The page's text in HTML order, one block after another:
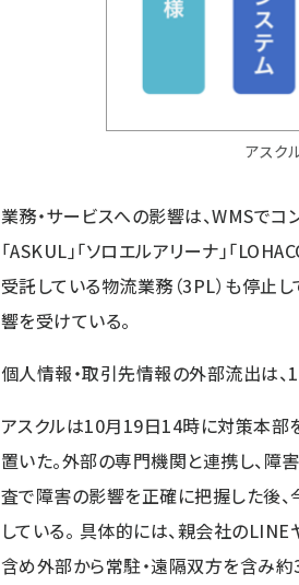
アスク
業務・サービスへの影響は、WMSで
「ASKUL」「ソロエルアリーナ」「
受託している物流業務（3PL）も停止
響を受けている。
個人情報・取引先情報の外部流出は
アスクルは10月19日14時に対策本部
置いた。外部の専門機関と連携し、障
査で障害の影響を正確に把握した後
している。 具体的には、親会社の
含め外部から常駐・遠隔双方を含み